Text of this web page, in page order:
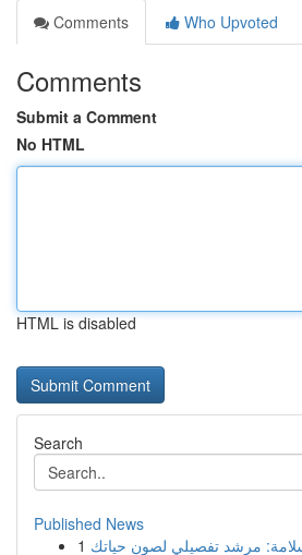
Comments
Who Upvoted
Comments
Submit a Comment
No HTML
HTML is disabled
Search
Published News
1